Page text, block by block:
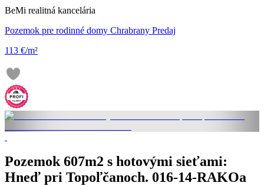
BeMi realitná kancelária
Pozemok pre rodinné domy Chrabrany Predaj
113 €/m²
Pozemok 607m2 s hotovými sieťami:
Hneď pri Topoľčanoch. 016-14-RAKOa